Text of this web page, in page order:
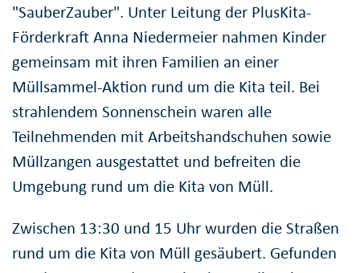
"SauberZauber". Unter Leitung der PlusKita-
Förderkraft Anna Niedermeier nahmen Kinder
gemeinsam mit ihren Familien an einer
Müllsammel-Aktion rund um die Kita teil. Bei
strahlendem Sonnenschein waren alle
Teilnehmenden mit Arbeitshandschuhen sowie
Müllzangen ausgestattet und befreiten die
Umgebung rund um die Kita von Müll.
Zwischen 13:30 und 15 Uhr wurden die Straßen
rund um die Kita von Müll gesäubert. Gefunden